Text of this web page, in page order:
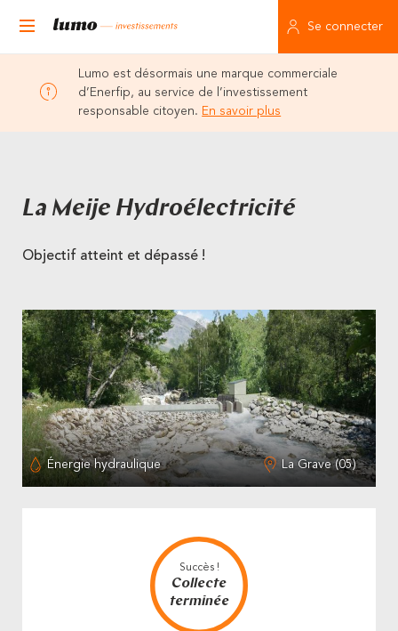
Se connecter
Lumo est désormais une marque commerciale
d’Enerfip, au service de l’investissement
responsable citoyen. En savoir plus
La Meije Hydroélectricité
Objectif atteint et dépassé !
Énergie hydraulique La Grave (05)
Succès !
Collecte
terminée